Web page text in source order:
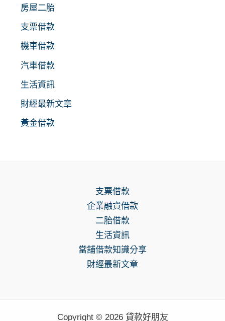
房屋二胎
支票借款
機車借款
汽車借款
生活資訊
財經最新文章
黃金借款
支票借款
企業融資借款
二胎借款
生活資訊
當舖借款知識分享
財經最新文章
Copyright © 2026 貸款好朋友